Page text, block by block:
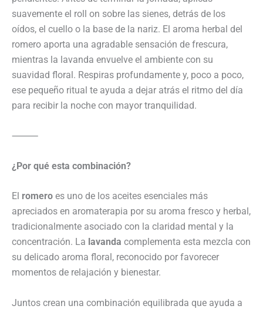
suavemente el roll on sobre las sienes, detrás de los
oídos, el cuello o la base de la nariz. El aroma herbal del
romero aporta una agradable sensación de frescura,
mientras la lavanda envuelve el ambiente con su
suavidad floral. Respiras profundamente y, poco a poco,
ese pequeño ritual te ayuda a dejar atrás el ritmo del día
para recibir la noche con mayor tranquilidad.
⸻
¿Por qué esta combinación?
El romero es uno de los aceites esenciales más
apreciados en aromaterapia por su aroma fresco y herbal,
tradicionalmente asociado con la claridad mental y la
concentración. La lavanda complementa esta mezcla con
su delicado aroma floral, reconocido por favorecer
momentos de relajación y bienestar.
Juntos crean una combinación equilibrada que ayuda a